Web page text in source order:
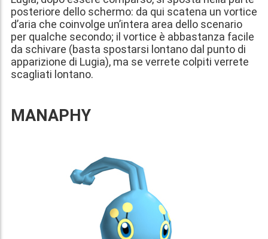
posteriore dello schermo: da qui scatena un vortice
d’aria che coinvolge un’intera area dello scenario
per qualche secondo; il vortice è abbastanza facile
da schivare (basta spostarsi lontano dal punto di
apparizione di Lugia), ma se verrete colpiti verrete
scagliati lontano.
MANAPHY